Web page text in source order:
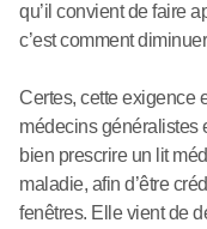
qu’il convient de faire
c’est comment
Certes, cette exigence
médecins généralistes
bien prescrire un lit
maladie, afin d’être
fenêtres. Elle vient de